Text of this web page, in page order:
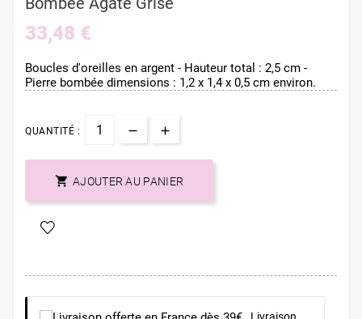
33,48 €
Boucles d'oreilles en argent - Hauteur total : 2,5 cm -
Pierre bombée dimensions : 1,2 x 1,4 x 0,5 cm environ.
QUANTITÉ :
 AJOUTER AU PANIER